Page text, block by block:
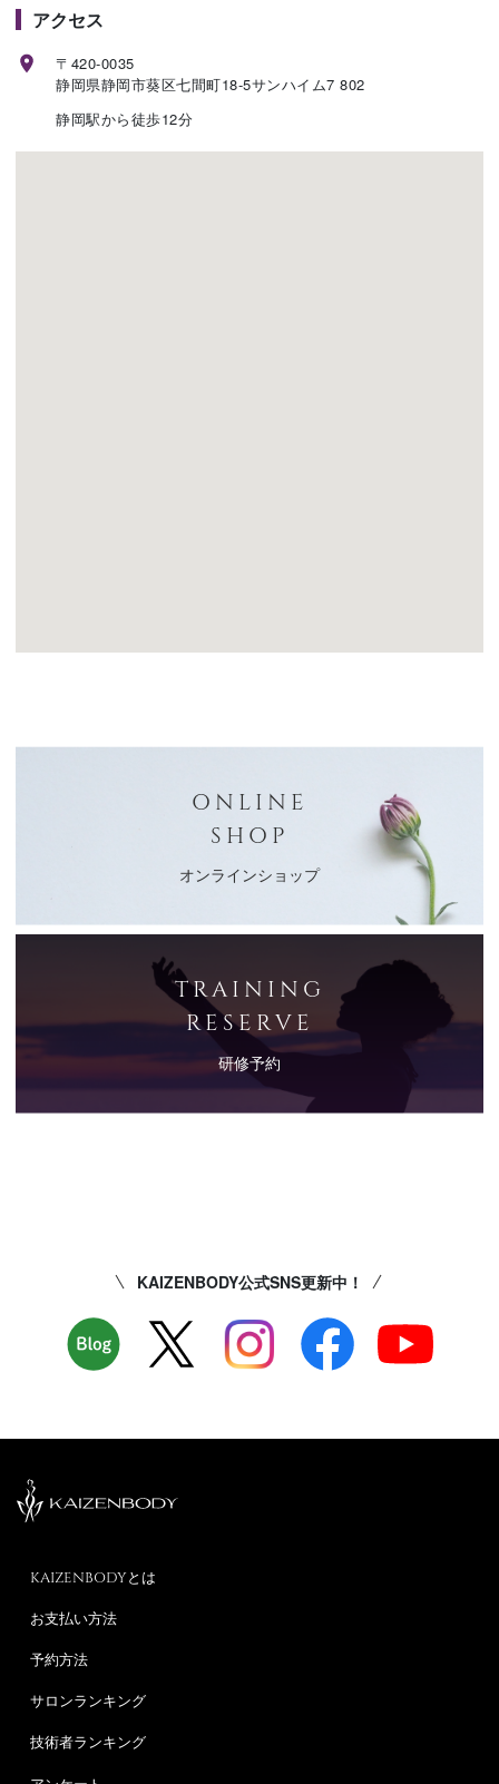
アクセス
〒420-0035
静岡県静岡市葵区七間町18-5サンハイム7 802
静岡駅から徒歩12分
ONLINE
SHOP
オンラインショップ
TRAINING
RESERVE
研修予約
KAIZENBODY公式SNS更新中！
KAIZENBODYとは
お支払い方法
予約方法
サロンランキング
技術者ランキング